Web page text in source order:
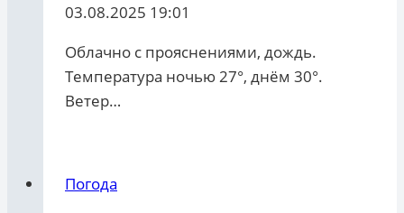
03.08.2025 19:01
Облачно с прояснениями, дождь.
Температура ночью 27°, днём 30°.
Ветер…
Погода